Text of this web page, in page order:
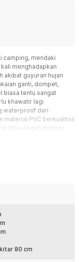
camping, mendaki
menghadapkan
akibat guyuran hujan
ganti, dompet,
biasa tentu sangat
khawatir lagi
waterproof dari
material PVC berkualitas
ultra-ringan dengan
air, tas ini siap
Ekstrem
ekstrem
untuk barang
khusus
nyatanya, dry
80 cm